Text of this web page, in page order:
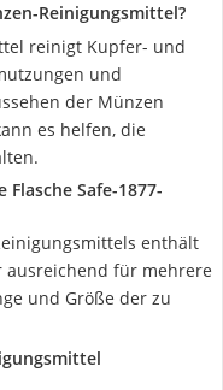
Reinigungsmittel?
reinigt Kupfer- und
und
der Münzen
es helfen, die
Safe-1877-
enthält
ausreichend für mehrere
und Größe der zu